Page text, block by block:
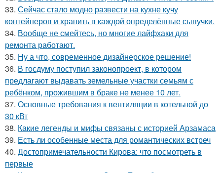
33. Сейчас стало модно развести на кухне кучу
контейнеров и хранить в каждой определённые сыпучки.
34. Вообще не смейтесь, но многие лайфхаки для
ремонта работают.
35. Ну а что, современное дизайнерское решение!
36. В госдуму поступил законопроект, в котором
предлагают выдавать земельные участки семьям с
ребёнком, прожившим в браке не менее 10 лет.
37. Основные требования к вентиляции в котельной до
30 кВт
38. Какие легенды и мифы связаны с историей Арзамаса
39. Есть ли особенные места для романтических встреч
40. Достопримечательности Кирова: что посмотреть в
первые